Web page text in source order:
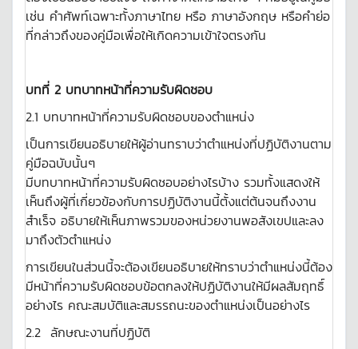
เช่น คำศัพท์เฉพาะทั้งภาษาไทย หรือ ภาษาอังกฤษ หรือคำย่อ
ที่กล่าวถึงของคู่มือเพื่อให้เกิดความเข้าใจตรงกัน
บทที่ 2 บทบาทหน้าที่ความรับผิดชอบ
2.1 บทบาทหน้าที่ความรับผิดชอบของตำแหน่ง
เป็นการเขียนอธิบายให้ผู้อ่านทราบว่าตำแหน่งที่ปฏิบัติงานตาม
คู่มือฉบับนั้นๆ
มีบทบาทหน้าที่ความรับผิดชอบอย่างไรบ้าง รวมทั้งแสดงให้
เห็นถึงผู้ที่เกี่ยวข้องกับการปฏิบัติงานนี้ตั้งแต่ต้นจนถึงงาน
สำเร็จ อธิบายให้เห็นภาพรวมของหน่วยงานพอสังเขปและลง
มาถึงตัวตำแหน่ง
การเขียนในส่วนนี้จะต้องเขียนอธิบายให้ทราบว่าตำแหน่งนี้ต้อง
มีหน้าที่ความรับผิดชอบข้อตกลงให้ปฏิบัติงานให้มีผลสัมฤทธิ์
อย่างไร คณะสมบัติและสมรรถนะของตำแหน่งเป็นอย่างไร
2.2 ลักษณะงานที่ปฏิบัติ